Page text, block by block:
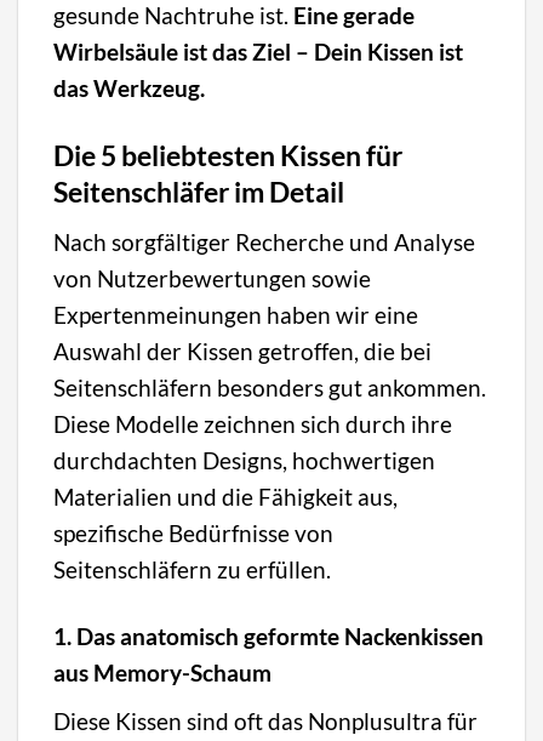
gesunde Nachtruhe ist. Eine gerade
Wirbelsäule ist das Ziel – Dein Kissen ist
das Werkzeug.
Die 5 beliebtesten Kissen für
Seitenschläfer im Detail
Nach sorgfältiger Recherche und Analyse
von Nutzerbewertungen sowie
Expertenmeinungen haben wir eine
Auswahl der Kissen getroffen, die bei
Seitenschläfern besonders gut ankommen.
Diese Modelle zeichnen sich durch ihre
durchdachten Designs, hochwertigen
Materialien und die Fähigkeit aus,
spezifische Bedürfnisse von
Seitenschläfern zu erfüllen.
1. Das anatomisch geformte Nackenkissen
aus Memory-Schaum
Diese Kissen sind oft das Nonplusultra für